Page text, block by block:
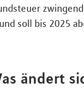
soll bis 2025
ändert